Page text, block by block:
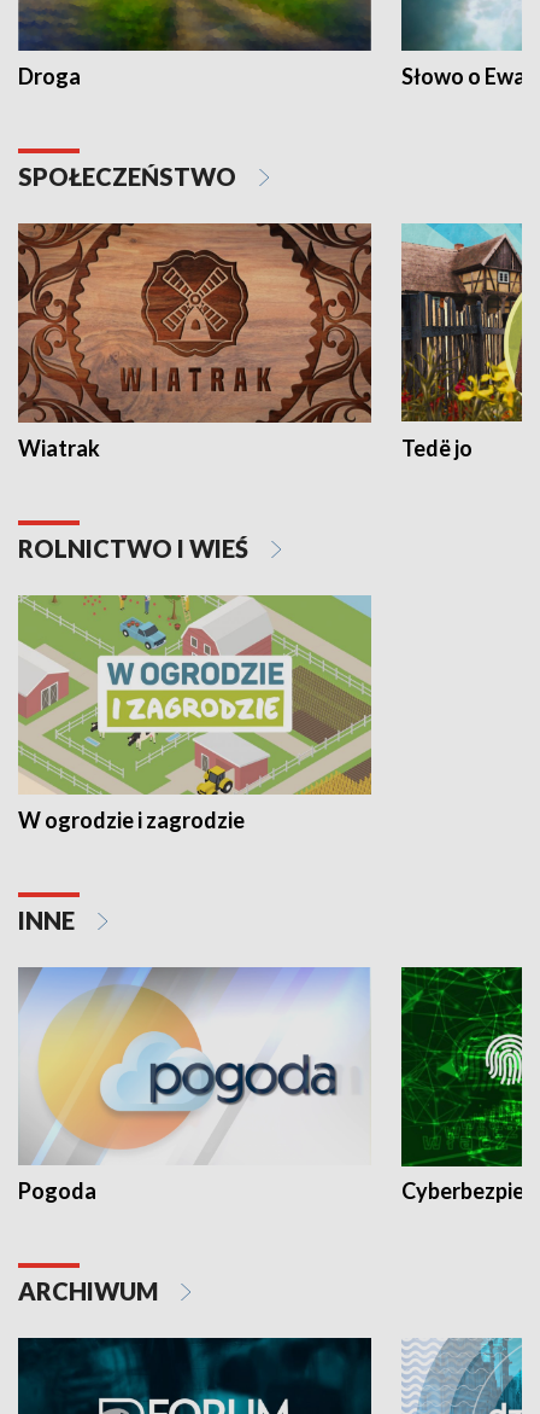
Droga Słowo o
SPOŁECZEŃSTWO
Wiatrak Tedë jo
ROLNICTWO I WIEŚ
W ogrodzie i zagrodzie
INNE
Pogoda
ARCHIWUM